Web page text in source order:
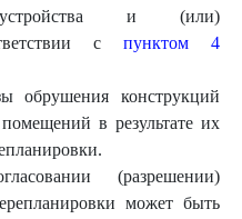
и (или)
с пунктом 4
обрушения конструкций
в результате их
(разрешении)
может быть